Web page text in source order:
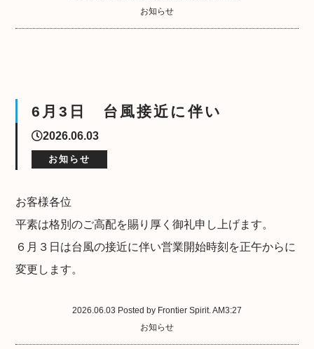
お知らせ
6月3日 台風接近に伴い
2026.06.03
お知らせ
お客様各位
平素は格別のご高配を賜り厚く御礼申し上げます。
６月３日は台風の接近に伴い営業開始時刻を正午からに
変更します。
2026.06.03 Posted by Frontier Spirit. AM3:27
お知らせ